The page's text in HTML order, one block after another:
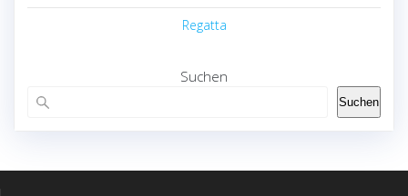
Regatta
Suchen
Suchen